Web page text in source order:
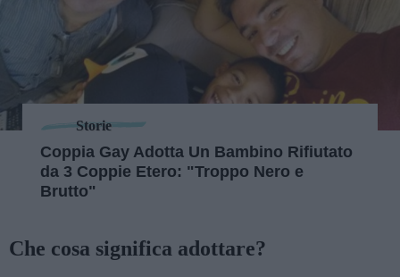
Storie
Coppia Gay Adotta Un Bambino Rifiutato
da 3 Coppie Etero: "Troppo Nero e
Brutto"
Che cosa significa adottare?